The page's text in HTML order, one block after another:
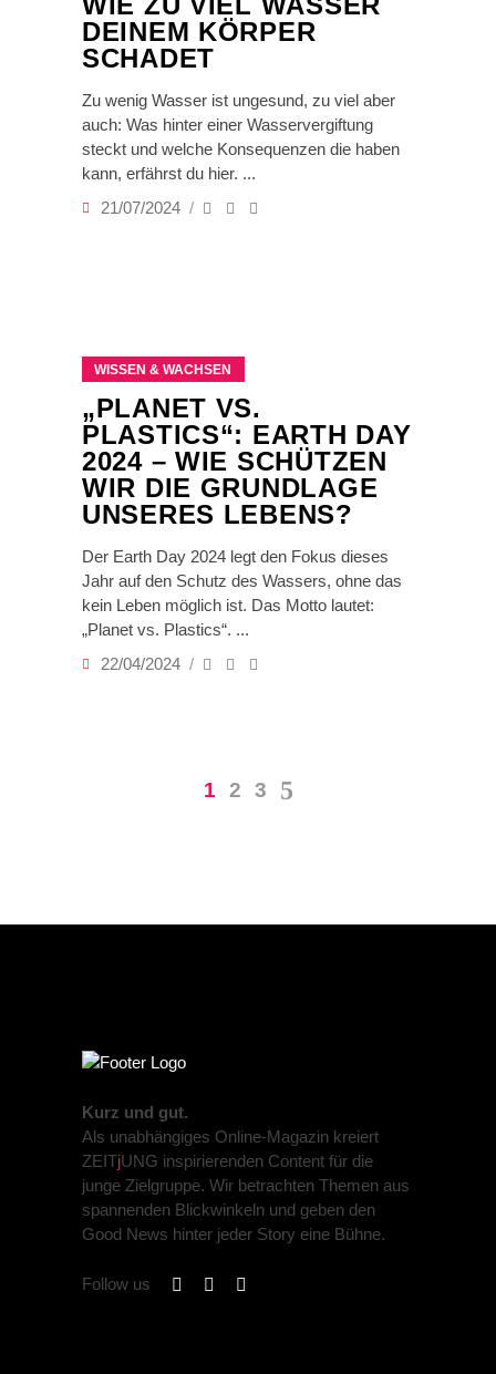
DEINEM KÖRPER
SCHADET
Zu wenig Wasser ist ungesund, zu viel aber
auch: Was hinter einer Wasservergiftung
steckt und welche Konsequenzen die haben
kann, erfährst du hier.
21/07/2024
WISSEN & WACHSEN
„PLANET VS.
PLASTICS“: EARTH DAY
2024 – WIE SCHÜTZEN
WIR DIE GRUNDLAGE
UNSERES LEBENS?
Der Earth Day 2024 legt den Fokus dieses
Jahr auf den Schutz des Wassers, ohne das
kein Leben möglich ist. Das Motto lautet:
„Planet vs. Plastics“.
22/04/2024
1 2 3
Kurz und gut.
Als unabhängiges Online-Magazin kreiert
ZEITjUNG inspirierenden Content für die
junge Zielgruppe. Wir betrachten Themen aus
spannenden Blickwinkeln und geben den
Good News hinter jeder Story eine Bühne.
Follow us